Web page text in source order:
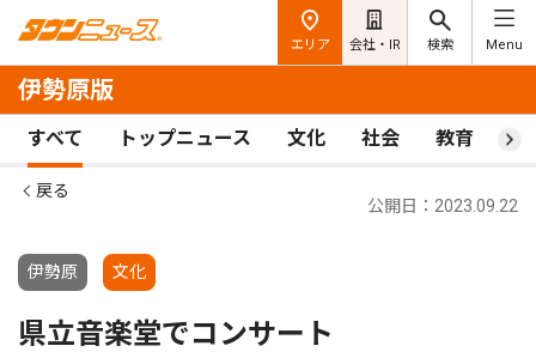
エリア 会社・IR 検索 Menu
伊勢原版
すべて トップニュース 文化 社会 教育 ス
戻る
伊勢原 文化
公開日：2023.09.22
県立音楽堂でコンサート